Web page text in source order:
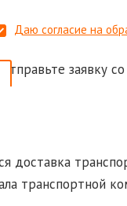
Даю согласие на
заявку
ural.ru
доставка
транспортной